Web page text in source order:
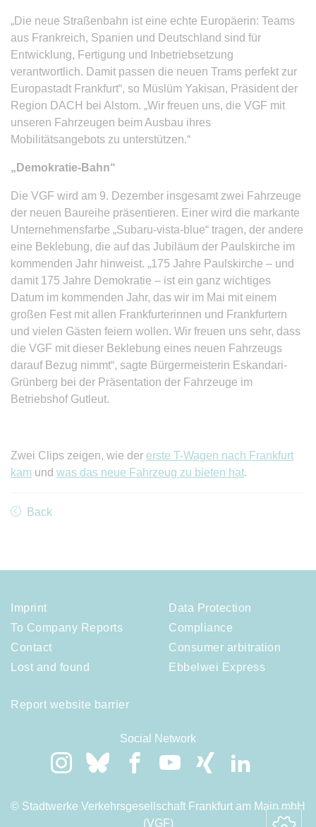
„Die neue Straßenbahn ist eine echte Europäerin: Teams
aus Frankreich, Spanien und Deutschland sind für
Entwicklung, Fertigung und Inbetriebsetzung
verantwortlich. Damit passen die neuen Trams perfekt zur
Europastadt Frankfurt“, so Müslüm Yakisan, Präsident der
Region DACH bei Alstom. „Wir freuen uns, die VGF mit
unseren Fahrzeugen beim Ausbau ihres
Mobilitätsangebots zu unterstützen.“
„Demokratie-Bahn“
Die VGF wird am 9. Dezember insgesamt zwei Fahrzeuge
der neuen Baureihe präsentieren. Einer wird die markante
Unternehmensfarbe „Subaru-vista-blue“ tragen, der andere
eine Beklebung, die auf das Jubiläum der Paulskirche im
kommenden Jahr hinweist. „175 Jahre Paulskirche – und
damit 175 Jahre Demokratie – ist ein ganz wichtiges
Datum im kommenden Jahr, das wir im Mai mit einem
großen Fest mit allen Frankfurterinnen und Frankfurtern
und vielen Gästen feiern wollen. Wir freuen uns sehr, dass
die VGF mit dieser Beklebung eines neuen Fahrzeugs
darauf Bezug nimmt“, sagte Bürgermeisterin Eskandari-
Grünberg bei der Präsentation der Fahrzeuge im
Betriebshof Gutleut.
Zwei Clips zeigen, wie der erste T-Wagen nach Frankfurt
kam und was das neue Fahrzeug zu bieten hat.
Back
Imprint
To Company Reports
Contact
Lost and found
Data Protection
Compliance
Consumer arbitration
Ebbelwei Express
Report website barrier
Social Network
© Stadtwerke Verkehrsgesellschaft Frankfurt am Main mbH
(VGF)